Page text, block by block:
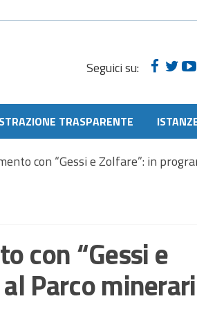
Seguici su:
TRASPARENTE
con “Gessi e Zolfare”: in
con “Gessi e
Parco